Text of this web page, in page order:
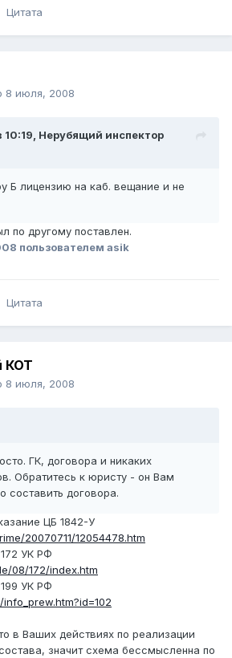
Цитата
8 июля, 2008
Нерубящий инспектор
Б лицензию на каб. вещание и не
по другому поставлен.
пользователем asik
Цитата
КОТ
8 июля, 2008
ГК, договора и никаких
Обратитесь к юристу - он Вам
составить договора.
ЦБ 1842-У
20070711/12054478.htm
УК РФ
08/172/index.htm
УК РФ
в Ваших действиях по реализации
значит схема бессмысленна по